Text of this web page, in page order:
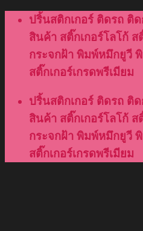
Skip
content
ปริ้นสติกเกอร์ ติดรถ ติ
สินค้า สติ๊กเกอร์โลโก้ ส
กระจกฝ้า พิมพ์หมึกยูวี
สติ๊กเกอร์เกรดพรีเมียม
ปริ้นสติกเกอร์ ติดรถ ติ
สินค้า สติ๊กเกอร์โลโก้ ส
กระจกฝ้า พิมพ์หมึกยูวี
สติ๊กเกอร์เกรดพรีเมียม